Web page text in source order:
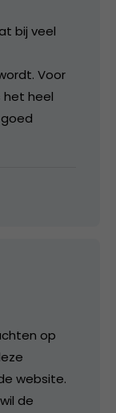
bij veel
Voor
het heel
op
website.
de